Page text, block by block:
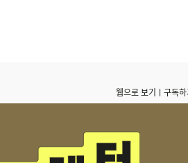
웹으로 보기 ㅣ 구독